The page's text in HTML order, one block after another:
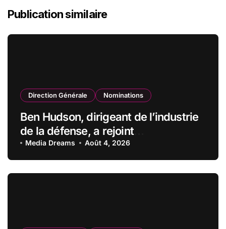
Publication similaire
Direction Générale Nominations
Ben Hudson, dirigeant de l’industrie
de la défense, a rejoint
CZECHOSLOVAK GROUP (CSG) en
qualité de vice-président du conseil
d’administration
Media Dreams Août 4, 2026